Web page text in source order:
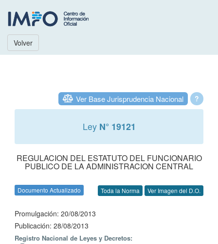
Volver
?
Ver Base Jurisprudencia Nacional
Ley N° 19121
REGULACION DEL ESTATUTO DEL FUNCIONARIO
PUBLICO DE LA ADMINISTRACION CENTRAL
Documento Actualizado Toda la Norma Ver Imagen del D.O.
Promulgación: 20/08/2013
Publicación: 28/08/2013
Registro Nacional de Leyes y Decretos: